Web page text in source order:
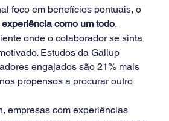
foco em benefícios pontuais, o
experiência como um todo,
onde o colaborador se sinta
Estudos da Gallup
engajados são 21% mais
propensos a procurar outro
empresas com experiências